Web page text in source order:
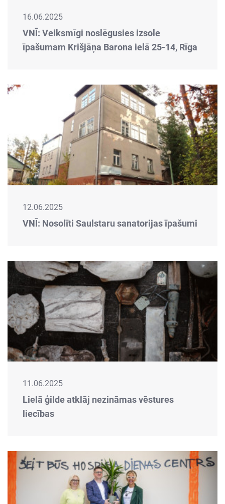
16.06.2025
VNĪ: Veiksmīgi noslēgusies izsole
īpašumam Krišjāņa Barona ielā 25-14, Rīga
12.06.2025
VNĪ: Nosolīti Saulstaru sanatorijas īpašumi
11.06.2025
Lielā ģilde atklāj nezināmas vēstures
liecības